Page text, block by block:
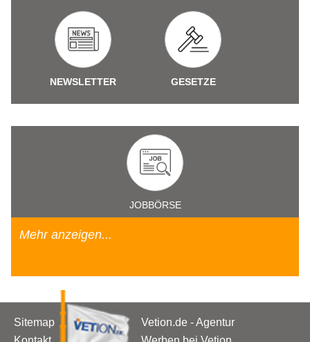
NEWSLETTER GESETZE
JOBBÖRSE
Mehr anzeigen...
Sitemap
Vetion.de - Agentur